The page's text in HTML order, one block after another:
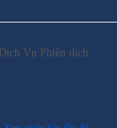
Dịch Vụ Phiên dịch